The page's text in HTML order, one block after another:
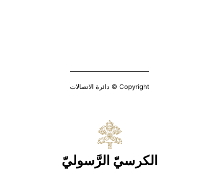
Copyright © دائرة الاتصالات
الكرسيّ الرَّسوليّ